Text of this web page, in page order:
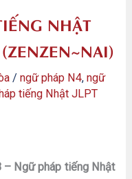
NHẬT
/ngữ pháp N4,ngữ
tiếng Nhật JLPT
– Ngữ pháp tiếng Nhật